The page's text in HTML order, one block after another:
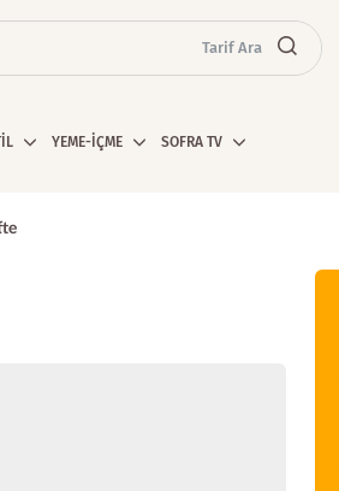
Tarif Ara
YEME-İÇME SOFRA TV